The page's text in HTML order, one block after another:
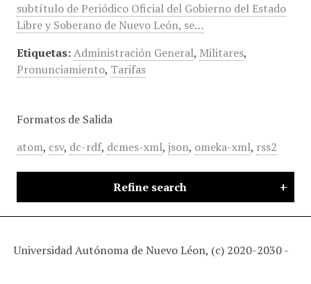
subtítulo de Periódico Oficial del Gobierno del Estado
Libre y Soberano de Nuevo León, se…
Etiquetas: Administración General, Militares,
Pronunciamiento, Tarifas
Formatos de Salida
atom, csv, dc-rdf, dcmes-xml, json, omeka-xml, rss2
Refine search
Universidad Autónoma de Nuevo Léon, (c) 2020-2030 -